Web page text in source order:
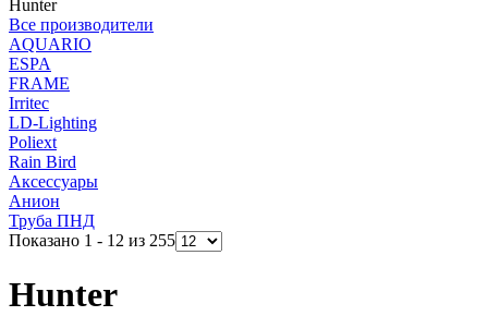
Hunter
Все производители
AQUARIO
ESPA
FRAME
Irritec
LD-Lighting
Poliext
Rain Bird
Аксессуары
Анион
Труба ПНД
Показано 1 - 12 из 255
Hunter